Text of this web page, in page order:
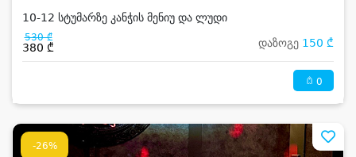
10-12 სტუმარზე კანჭის მენიუ და ლუდი
530 ₾
380 ₾ დაზოგე 150 ₾
0
-26%